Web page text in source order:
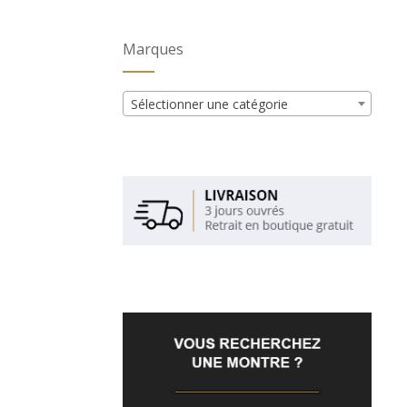
Marques
Sélectionner une catégorie